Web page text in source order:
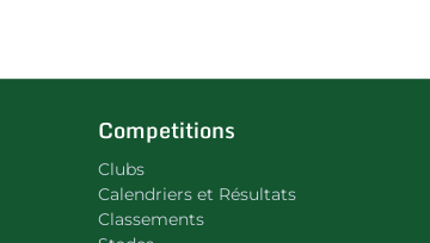
Competitions
Clubs
Calendriers et Résultats
Classements